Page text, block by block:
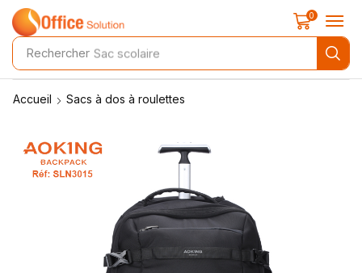
Rechercher Sac scolaire
0
Accueil Sacs à dos à roulettes